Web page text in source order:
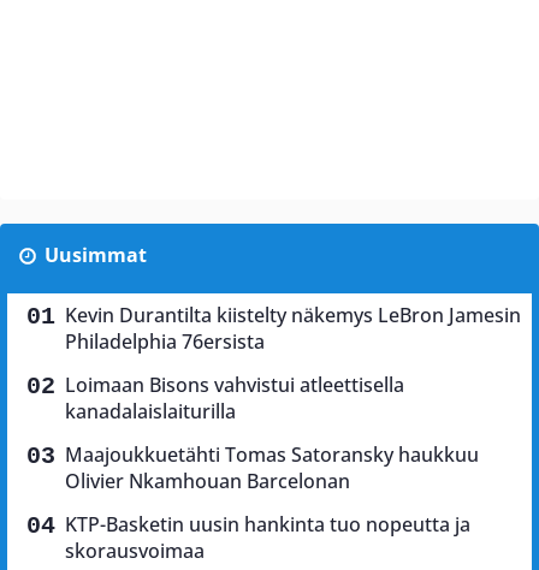
Uusimmat
Kevin Durantilta kiistelty näkemys LeBron Jamesin
Philadelphia 76ersista
Loimaan Bisons vahvistui atleettisella
kanadalaislaiturilla
Maajoukkuetähti Tomas Satoransky haukkuu
Olivier Nkamhouan Barcelonan
KTP-Basketin uusin hankinta tuo nopeutta ja
skorausvoimaa